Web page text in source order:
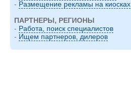
- Размещение рекламы на киосках
ПАРТНЕРЫ, РЕГИОНЫ
- Работа, поиск специалистов
- Ищем партнеров, дилеров